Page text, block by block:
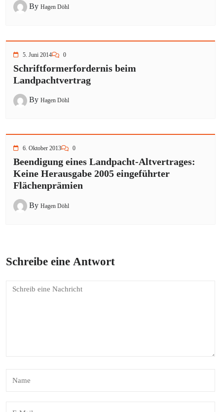
By Hagen Döhl
5. Juni 2014 0
Schriftformerfordernis beim
Landpachtvertrag
By Hagen Döhl
6. Oktober 2013 0
Beendigung eines Landpacht-Altvertrages:
Keine Herausgabe 2005 eingeführter
Flächenprämien
By Hagen Döhl
Schreibe eine Antwort